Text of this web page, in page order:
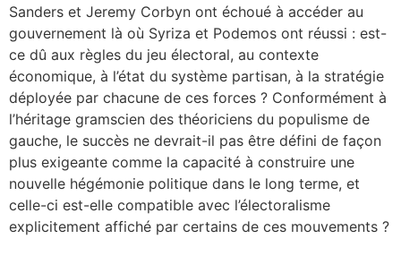
Sanders et Jeremy Corbyn ont échoué à accéder au
gouvernement là où Syriza et Podemos ont réussi : est-
ce dû aux règles du jeu électoral, au contexte
économique, à l’état du système partisan, à la stratégie
déployée par chacune de ces forces ? Conformément à
l’héritage gramscien des théoriciens du populisme de
gauche, le succès ne devrait-il pas être défini de façon
plus exigeante comme la capacité à construire une
nouvelle hégémonie politique dans le long terme, et
celle-ci est-elle compatible avec l’électoralisme
explicitement affiché par certains de ces mouvements ?